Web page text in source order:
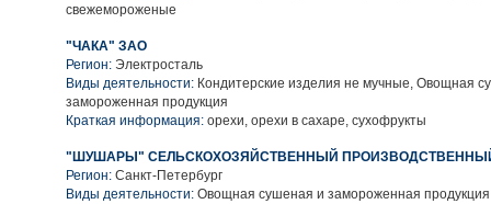
свежемороженые
"ЧАКА" ЗАО
Регион: Электросталь
Виды деятельности: Кондитерские изделия не мучные, Овощная
замороженная продукция
Краткая информация: орехи, орехи в сахаре, сухофрукты
"ШУШАРЫ" СЕЛЬСКОХОЗЯЙСТВЕННЫЙ
Регион: Санкт-Петербург
Виды деятельности: Овощная сушеная и замороженная продукция